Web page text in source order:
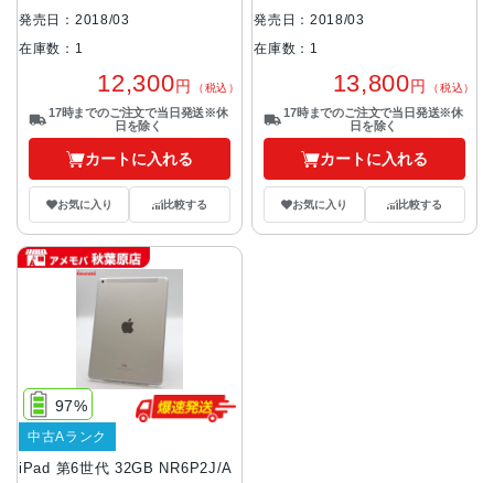
発売日：2018/03
在庫数：1
12,300円 （税込）
17時までのご注文で当日発送※休
日を除く
カートに入れる
お気に入り 比較する
発売日：2018/03
在庫数：1
13,800円 （税込）
17時までのご注文で当日発送※休
日を除く
カートに入れる
お気に入り 比較する
iPad 第6世代 32GB NR6P2J/A
97%
中古Aランク